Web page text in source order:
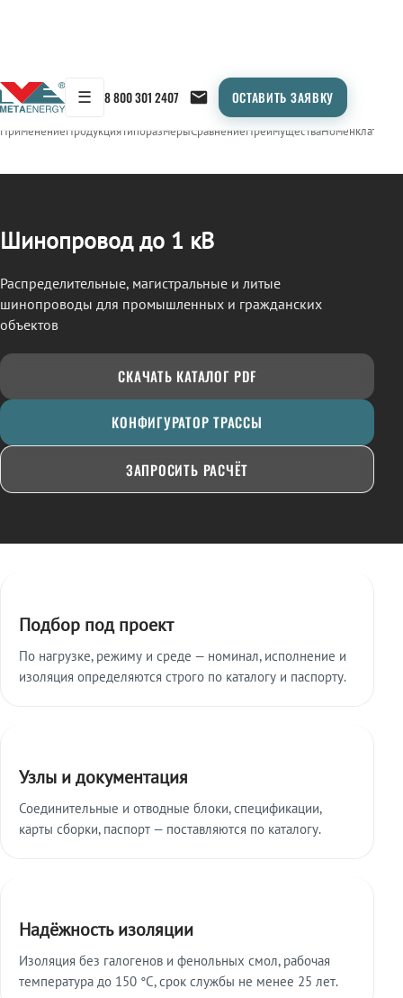
☰ 8 800 301 2407 ОСТАВИТЬ ЗАЯВКУ
← Продукция/ШИНОПРОВОД
ПрименениеПродукцияТипоразмерыСравнениеПреимуществаНоменклатура
Шинопровод до 1 кВ
Распределительные, магистральные и литые
шинопроводы для промышленных и гражданских
объектов
СКАЧАТЬ КАТАЛОГ PDF
КОНФИГУРАТОР ТРАССЫ
ЗАПРОСИТЬ РАСЧЁТ
Подбор под проект
По нагрузке, режиму и среде — номинал, исполнение и
изоляция определяются строго по каталогу и паспорту.
Узлы и документация
Соединительные и отводные блоки, спецификации,
карты сборки, паспорт — поставляются по каталогу.
Надёжность изоляции
Изоляция без галогенов и фенольных смол, рабочая
температура до 150 °C, срок службы не менее 25 лет.